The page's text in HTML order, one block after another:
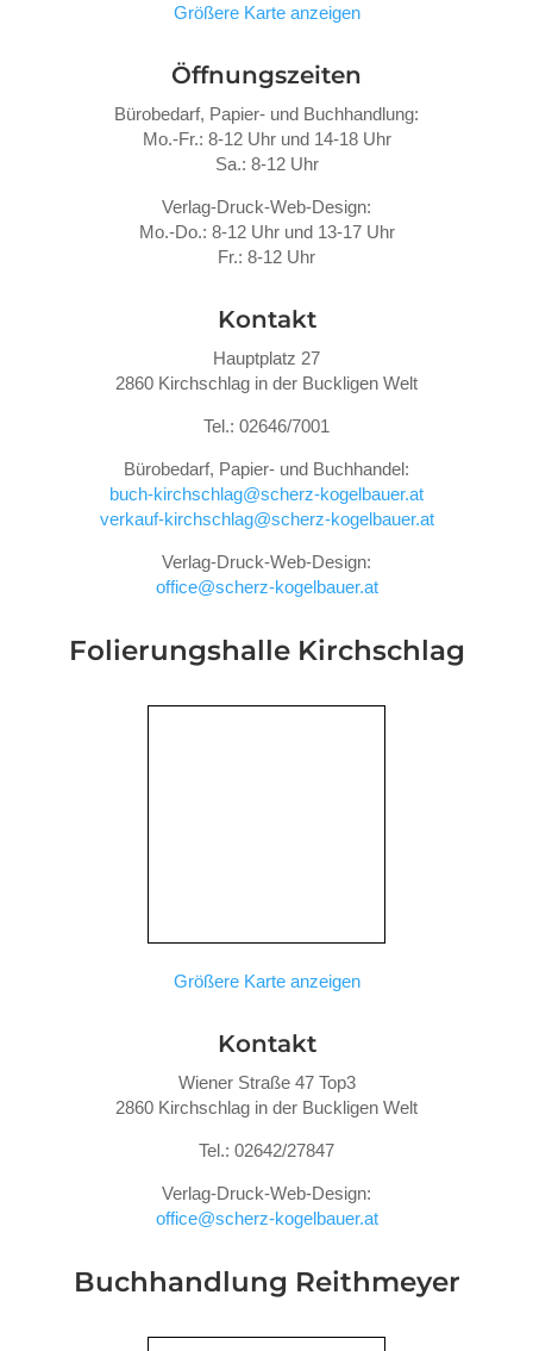
Größere Karte anzeigen
Öffnungszeiten
Bürobedarf, Papier- und Buchhandlung:
Mo.-Fr.: 8-12 Uhr und 14-18 Uhr
Sa.: 8-12 Uhr
Verlag-Druck-Web-Design:
Mo.-Do.: 8-12 Uhr und 13-17 Uhr
Fr.: 8-12 Uhr
Kontakt
Hauptplatz 27
2860 Kirchschlag in der Buckligen Welt
Tel.: 02646/7001
Bürobedarf, Papier- und Buchhandel:
buch-kirchschlag@scherz-kogelbauer.at
verkauf-kirchschlag@scherz-kogelbauer.at
Verlag-Druck-Web-Design:
office@scherz-kogelbauer.at
Folierungshalle Kirchschlag
Größere Karte anzeigen
Kontakt
Wiener Straße 47 Top3
2860 Kirchschlag in der Buckligen Welt
Tel.: 02642/27847
Verlag-Druck-Web-Design:
office@scherz-kogelbauer.at
Buchhandlung Reithmeyer